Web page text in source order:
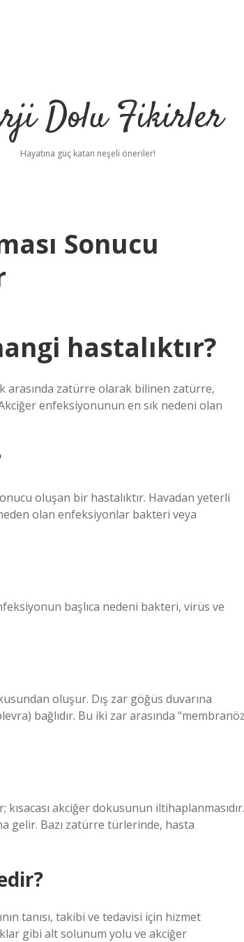
Dolu Fikirler
Hayatına güç katan neşeli öneriler!
Sonucu
hastalıktır?
arasında zatürre olarak bilinen zatürre,
enfeksiyonunun en sık nedeni olan
oluşan bir hastalıktır. Havadan yeterli
olan enfeksiyonlar bakteri veya
başlıca nedeni bakteri, virüs ve
oluşur. Dış zar göğüs duvarına
bağlıdır. Bu iki zar arasında
akciğer dokusunun iltihaplanmasıdır.
gelir. Bazı zatürre türlerinde, hasta
tanısı, takibi ve tedavisi için hizmet
gibi alt solunum yolu ve akciğer